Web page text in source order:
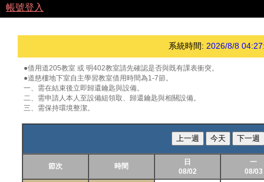
帳號登入
系統時間: 2026/8/8
●借用道205教室 或 明402教室請先確認是否與既有課表衝突。
●道慈樓地下室自主學習教室借用時間為1-7節。
一、需在結束後立即歸還鑰匙與設備。
二、需申請人本人至設備組領取、歸還鑰匙與相關設備。
三、需保持環境整潔。
上一週 今天 下一週
節次 時間
日
08/02
一
08/03